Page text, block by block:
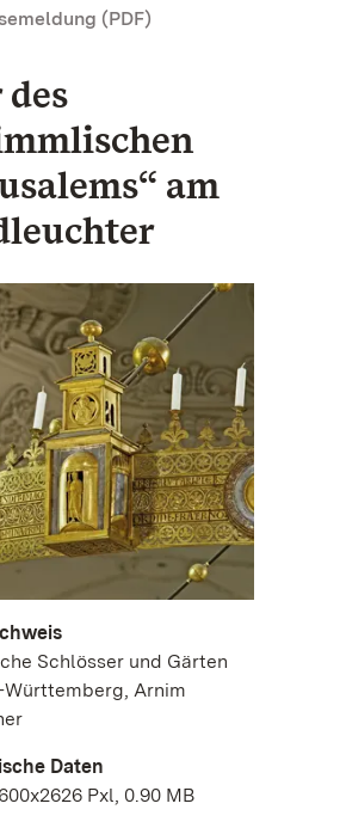
(PDF)
am
Schlösser und Gärten
Württemberg, Arnim
Daten
Pxl, 0.90 MB